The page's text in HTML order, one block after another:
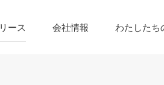
ース 会社情報 わたしたち